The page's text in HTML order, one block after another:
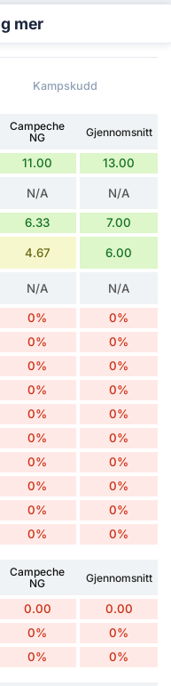
mer
Kampskudd
Campeche
NG
Gjennomsnitt
11.00 13.00
N/A N/A
6.33 7.00
4.67 6.00
N/A N/A
0% 0%
0% 0%
0% 0%
0% 0%
0% 0%
0% 0%
0% 0%
0% 0%
0% 0%
0% 0%
Campeche
NG
Gjennomsnitt
0.00 0.00
0% 0%
0% 0%